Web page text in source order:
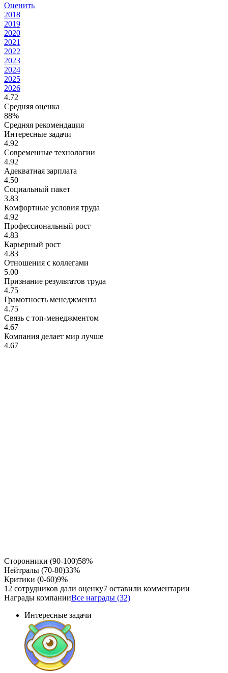
Оценить
2018
2019
2020
2021
2022
2023
2024
2025
2026
4.72
Средняя оценка
88%
Средняя рекомендация
Интересные задачи
4.92
Современные технологии
4.92
Адекватная зарплата
4.50
Социальный пакет
3.83
Комфортные условия труда
4.92
Профессиональный рост
4.83
Карьерный рост
4.83
Отношения с коллегами
5.00
Признание результатов труда
4.75
Грамотность менеджмента
4.75
Связь с топ-менеджментом
4.67
Компания делает мир лучше
4.67
Сторонники (90-100)58%
Нейтралы (70-80)33%
Критики (0-60)9%
12 сотрудников дали оценку7 оставили комментарии
Награды компанииВсе награды (32)
Интересные задачи